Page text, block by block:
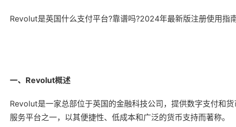
Revolut是英国什么支付平台?靠谱吗?2024年最新版注册使用指
一、Revolut概述
Revolut是一家总部位于英国的金融科技公司，提供数字支付和
服务平台之一，以其便捷性、低成本和广泛的货币支持而著称。